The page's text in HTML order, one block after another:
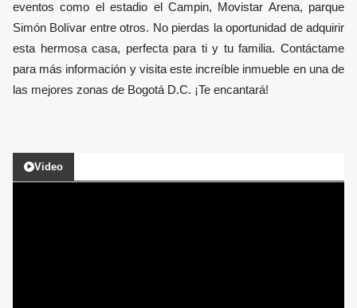
eventos como el estadio el Campin, Movistar Arena, parque
Simón Bolívar entre otros. No pierdas la oportunidad de adquirir
esta hermosa casa, perfecta para ti y tu familia. Contáctame
para más información y visita este increíble inmueble en una de
las mejores zonas de Bogotá D.C. ¡Te encantará!
Video